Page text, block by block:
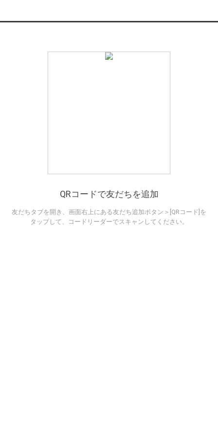
QRコードで友だちを追加
友だちタブを開き、画面右上にある友だち追加ボタン＞[QRコード]を
タップして、コードリーダーでスキャンしてください。